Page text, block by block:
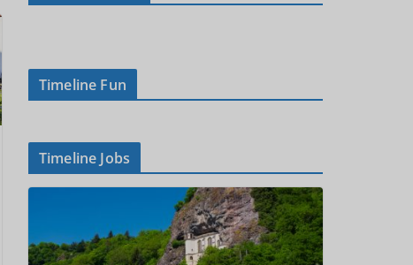
Timeline Fun
Timeline Jobs